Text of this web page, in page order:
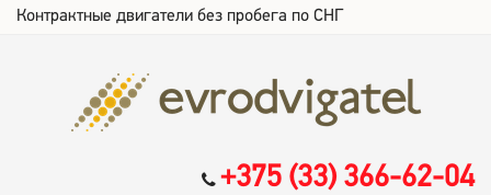
Контрактные двигатели без пробега по СНГ
+375 (33) 366-62-04